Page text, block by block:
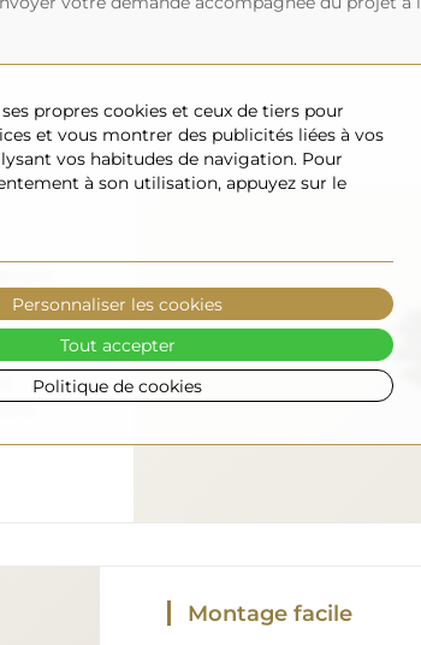
faire
de
nous
Montage facile
propres cookies et ceux de tiers pour
et vous montrer des publicités liées à vos
vos habitudes de navigation. Pour
à son utilisation, appuyez sur le
Politique de cookies
Personnaliser les cookies
Tout accepter